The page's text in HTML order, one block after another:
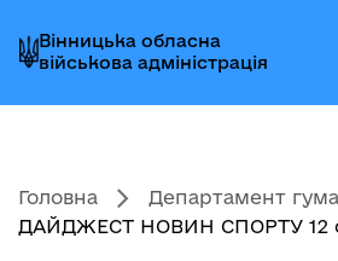
до
головного
меню
до
головного
вмісту
до
головного
колонтитула
Вінницька обласна
військова адміністрація
Головна
Департамент
ДАЙДЖЕСТ НОВИН СПОРТУ 12